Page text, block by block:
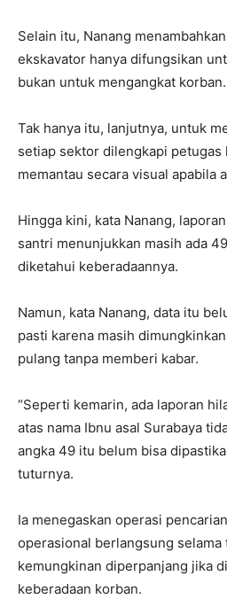
Selain itu, Nanang
ekskavator hanya difungsikan
bukan untuk mengangkat korban.
Tak hanya itu, lanjutnya, untuk
setiap sektor dilengkapi petugas
memantau secara visual apabila
Hingga kini, kata Nanang,
santri menunjukkan masih ada
diketahui keberadaannya.
Namun, kata Nanang, data itu
pasti karena masih
pulang tanpa memberi kabar.
“Seperti kemarin, ada laporan
atas nama Ibnu asal Surabaya
angka 49 itu belum bisa
tuturnya.
Ia menegaskan operasi
operasional berlangsung selama
kemungkinan diperpanjang jika
keberadaan korban.